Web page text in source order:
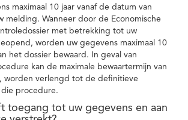
maximaal 10 jaar vanaf de datum van
melding. Wanneer door de Economische
met betrekking tot uw
worden uw gegevens maximaal 10
het dossier bewaard. In geval van
kan de maximale bewaartermijn van
worden verlengd tot de definitieve
procedure.
toegang tot uw gegevens en aan